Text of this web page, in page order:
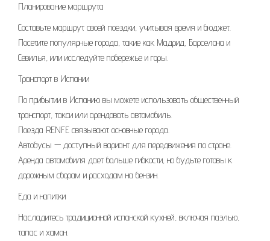
Планирование маршрута
Составьте маршрут своей поездки, учитывая время и бюджет.
Посетите популярные города, такие как Мадрид, Барселона и
Севилья, или исследуйте побережье и горы.
Транспорт в Испании
По прибытии в Испанию вы можете использовать общественный
транспорт, такси или арендовать автомобиль.
Поезда RENFE связывают основные города.
Автобусы — доступный вариант для передвижения по стране.
Аренда автомобиля дает больше гибкости, но будьте готовы к
дорожным сборам и расходам на бензин.
Еда и напитки
Насладитесь традиционной испанской кухней, включая паэлью,
тапас и хамон.